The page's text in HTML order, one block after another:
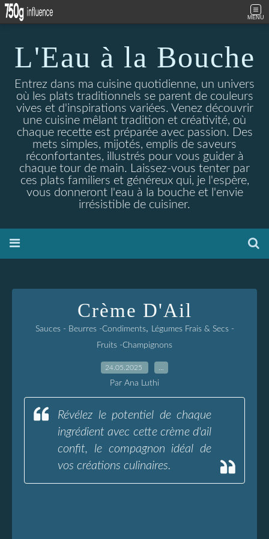
MENU
L'Eau à la Bouche
Entrez dans ma cuisine quotidienne, un univers
où les plats traditionnels se parent de couleurs
vives et d'inspirations variées. Venez découvrir
une cuisine mêlant tradition et créativité, où
chaque recette est préparée avec passion. Des
mets simples, mijotés, emplis de saveurs
réconfortantes, illustrés pour vous guider à
chaque tour de main. Laissez-vous tenter par
ces plats familiers et généreux qui, je l'espère,
vous donneront l'eau à la bouche et l'envie
irrésistible de cuisiner.
Crème D'Ail
Sauces - Beurres -Condiments, Légumes Frais & Secs -
Fruits -Champignons
24.05.2025
Par Ana Luthi
Révélez le potentiel de chaque
ingrédient avec cette crème d'ail
confit, le compagnon idéal de
vos créations culinaires.